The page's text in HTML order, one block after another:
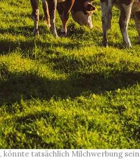
könnte tatsächlich Milchwerbung sein